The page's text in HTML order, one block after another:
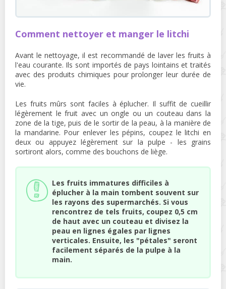
Comment nettoyer et manger le litchi
Avant le nettoyage, il est recommandé de laver les fruits à
l'eau courante. Ils sont importés de pays lointains et traités
avec des produits chimiques pour prolonger leur durée de
vie.
Les fruits mûrs sont faciles à éplucher. Il suffit de cueillir
légèrement le fruit avec un ongle ou un couteau dans la
zone de la tige, puis de le sortir de la peau, à la manière de
la mandarine. Pour enlever les pépins, coupez le litchi en
deux ou appuyez légèrement sur la pulpe - les grains
sortiront alors, comme des bouchons de liège.
Les fruits immatures difficiles à
éplucher à la main tombent souvent sur
les rayons des supermarchés. Si vous
rencontrez de tels fruits, coupez 0,5 cm
de haut avec un couteau et divisez la
peau en lignes égales par lignes
verticales. Ensuite, les "pétales" seront
facilement séparés de la pulpe à la
main.